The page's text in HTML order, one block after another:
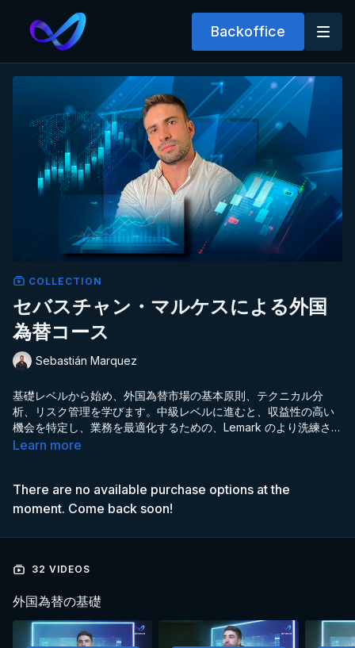
Backoffice
COLLECTION
セバスチャン・マルケスによる外国
為替コース
Sebastián Marquez
基礎レベルから始め、外国為替市場の基本原則、テクニカル分
析、リスク管理を学びます。中級レベルに進むと、収益性の高い
機会を特定し、業務を最適化するための、Lemark のより洗練され
た戦術がわかります。最後に、このコースでは、高度なテクニカ
門分野を提供します。
Learn more
There are no available purchase options at the
moment. Come back soon!
32 VIDEOS
外国為替の基礎